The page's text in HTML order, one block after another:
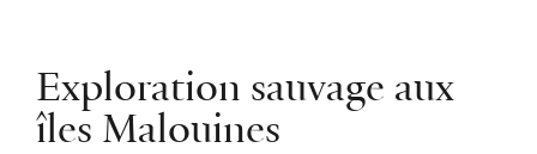
Exploration sauvage aux
îles Malouines